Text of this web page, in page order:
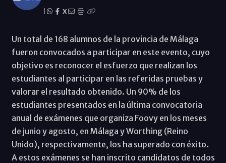
X
Un total de 168 alumnos de la provincia de Málaga
fueron convocados a participar en este evento, cuyo
objetivo es reconocer el esfuerzo que realizan los
estudiantes al participar en las referidas pruebas y
valorar el resultado obtenido. Un 90% de los
estudiantes presentados en la última convocatoria
anual de exámenes que organiza Foovy en los meses
de junio y agosto, en Málaga y Worthing (Reino
Unido), respectivamente, los ha superado con éxito.
A estos exámenes se han inscrito candidatos de todos